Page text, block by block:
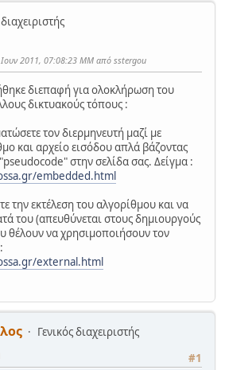
2011, 07:08:23 ΜΜ από sstergou
διεπαφή για ολοκλήρωση του
δικτυακούς τόπους :
τον διερμηνευτή μαζί με
και αρχείο εισόδου απλά βάζοντας
στην σελίδα σας. Δείγμα :
embedded.html
την εκτέλεση του αλγορίθμου και να
του (απευθύνεται στους δημιουργούς
να χρησιμοποιήσουν τον
external.html
Γενικός διαχειριστής
#1